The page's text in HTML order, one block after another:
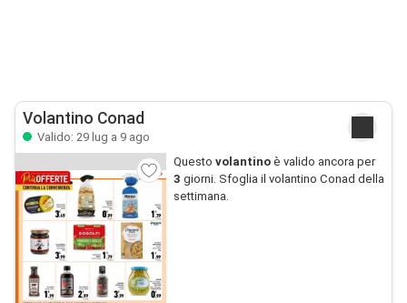
Volantino Conad
Valido: 29 lug a 9 ago
Questo volantinoè valido ancora per
3 giorni. Sfoglia il volantino Conad della
settimana.